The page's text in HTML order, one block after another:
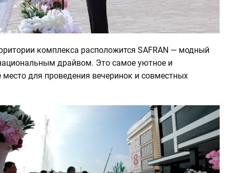
комплекса расположится SAFRAN — модный
драйвом. Это самое уютное и
для проведения вечеринок и совместных